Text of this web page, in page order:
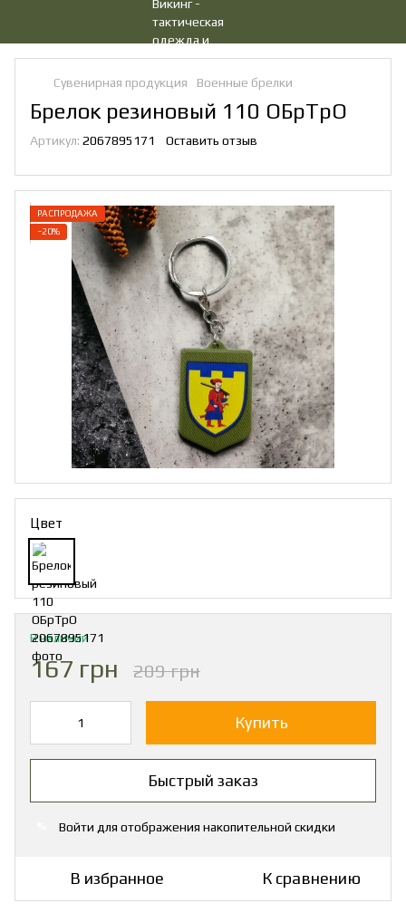
Сувенирная продукция Военные брелки
Брелок резиновый 110 ОБрТрО
Артикул: 2067895171 Оставить отзыв
РАСПРОДАЖА
−20%
Цвет
В наличии
167 грн 209 грн
Купить
Быстрый заказ
Войти для отображения накопительной скидки
В избранное К сравнению